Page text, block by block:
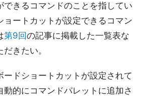
できるコマンドのことを指してい
ョートカットが設定できるコマン
第9回の記事に掲載した一覧表な
きたい。
ードショートカットが設定されて
動的にコマンドパレットに追加さ